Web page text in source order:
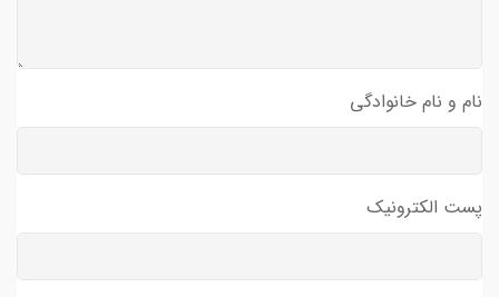
نام و نام خانوادگی
پست الکترونیک